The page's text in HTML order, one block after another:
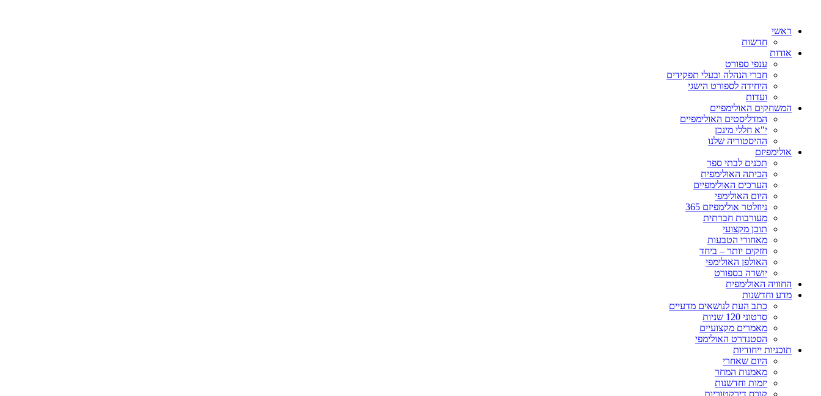
ראשי
חדשות
אודות
ענפי ספורט
חברי הנהלה ובעלי תפקידים
היחידה לספורט הישגי
ועדות
המשחקים האולימפיים
המדליסטים האולימפיים
י"א חללי מינכן
ההיסטוריה שלנו
אולימפיזם
תכנים לבתי ספר
הכיתה האולימפית
הערכים האולימפיים
היום האולימפי
ניוזלטר אולימפיזם 365
מעורבות חברתית
תוכן מקצועי
מאחורי הטבעות
חזקים יותר – ביחד
האולפן האולימפי
יושרה בספורט
החוויה האולימפית
מדע וחדשנות
כתב העת לנושאים מדעיים
סרטוני 120 שניות
מאמרים מקצועיים
הסטנדרט האולימפי
תוכניות ייחודיות
היום שאחרי
מאמנות המחר
יזמות וחדשנות
קורס דירקטוריות